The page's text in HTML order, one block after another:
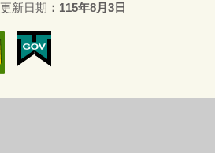
更新日期 115年8月3日